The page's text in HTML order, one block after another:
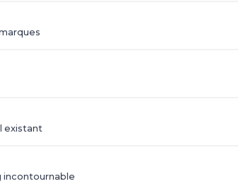
existant
incontournable